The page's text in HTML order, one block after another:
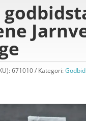
671010 Kategori: